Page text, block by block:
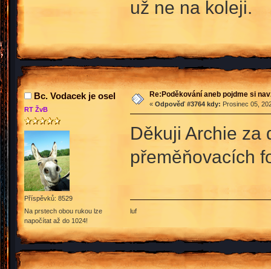
už ne na koleji.
Bc. Vodacek je osel
RT ŽvB
Příspěvků: 8529
Na prstech obou rukou lze
napočítat až do 1024!
Re:Poděkování aneb pojdme si
« Odpověď #3764 kdy: Prosinec 05,
Děkuji Archie za
přeměňovacích
luf